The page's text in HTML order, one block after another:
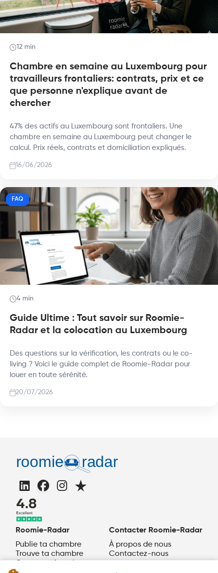
12 min
Chambre en semaine au Luxembourg pour
travailleurs frontaliers: contrats, prix et ce
que personne n'explique avant de
chercher
47% des actifs au Luxembourg sont frontaliers. Une
chambre en semaine au Luxembourg peut changer le
calcul. Prix réels, contrats et domiciliation expliqués.
16/06/2026
FAQ
4 min
Guide Ultime : Tout savoir sur Roomie-
Radar et la colocation au Luxembourg
Des questions sur la vérification, les contrats ou le co-
living ? Voici le guide complet de Roomie-Radar pour
louer en toute sérénité.
20/07/2026
Roomie-Radar
Publie ta chambre
Trouve ta chambre
Contacter Roomie-Radar
À propos de nous
Contactez-nous